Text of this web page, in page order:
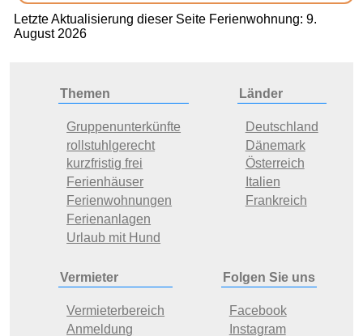
Letzte Aktualisierung dieser Seite Ferienwohnung: 9.
August 2026
Themen
Gruppenunterkünfte
rollstuhlgerecht
kurzfristig frei
Ferienhäuser
Ferienwohnungen
Ferienanlagen
Urlaub mit Hund
Länder
Deutschland
Dänemark
Österreich
Italien
Frankreich
Vermieter
Vermieterbereich
Anmeldung
Folgen Sie uns
Facebook
Instagram